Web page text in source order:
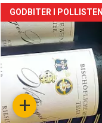
Forsiden
akkurat
nå
3 +
GODBITER I POLLISTEN